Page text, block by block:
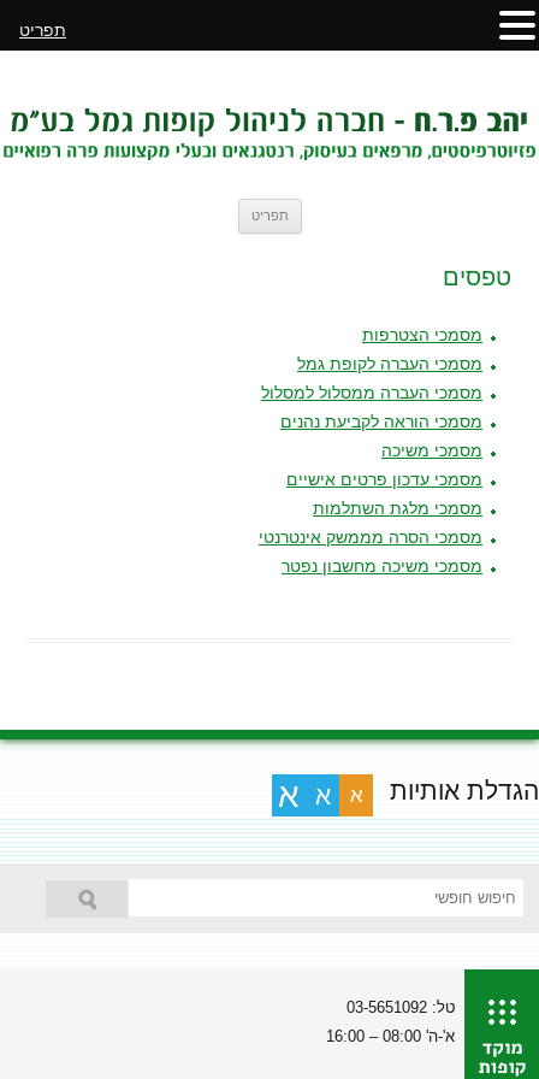
תפריט
טפסים
מסמכי הצטרפות
מסמכי העברה לקופת גמל
מסמכי העברה ממסלול למסלול
מסמכי הוראה לקביעת נהנים
מסמכי משיכה
מסמכי עדכון פרטים אישיים
מסמכי מלגת השתלמות
מסמכי הסרה מממשק אינטרנטי
מסמכי משיכה מחשבון נפטר
הגדלת אותיות א א א
טל: 03-5651092
א'-ה' 08:00 – 16:00
תפריט